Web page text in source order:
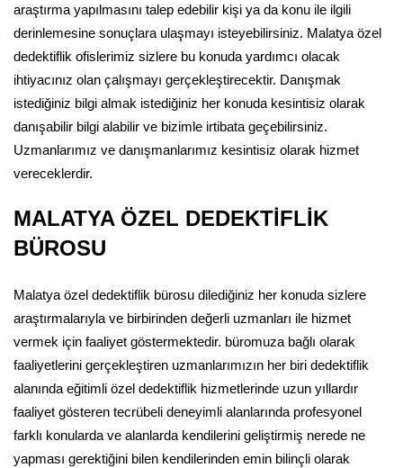
araştırma yapılmasını talep edebilir kişi ya da konu ile ilgili
derinlemesine sonuçlara ulaşmayı isteyebilirsiniz. Malatya özel
dedektiflik ofislerimiz sizlere bu konuda yardımcı olacak
ihtiyacınız olan çalışmayı gerçekleştirecektir. Danışmak
istediğiniz bilgi almak istediğiniz her konuda kesintisiz olarak
danışabilir bilgi alabilir ve bizimle irtibata geçebilirsiniz.
Uzmanlarımız ve danışmanlarımız kesintisiz olarak hizmet
vereceklerdir.
MALATYA ÖZEL DEDEKTİFLİK
BÜROSU
Malatya özel dedektiflik bürosu dilediğiniz her konuda sizlere
araştırmalarıyla ve birbirinden değerli uzmanları ile hizmet
vermek için faaliyet göstermektedir. büromuza bağlı olarak
faaliyetlerini gerçekleştiren uzmanlarımızın her biri dedektiflik
alanında eğitimli özel dedektiflik hizmetlerinde uzun yıllardır
faaliyet gösteren tecrübeli deneyimli alanlarında profesyonel
farklı konularda ve alanlarda kendilerini geliştirmiş nerede ne
yapması gerektiğini bilen kendilerinden emin bilinçli olarak